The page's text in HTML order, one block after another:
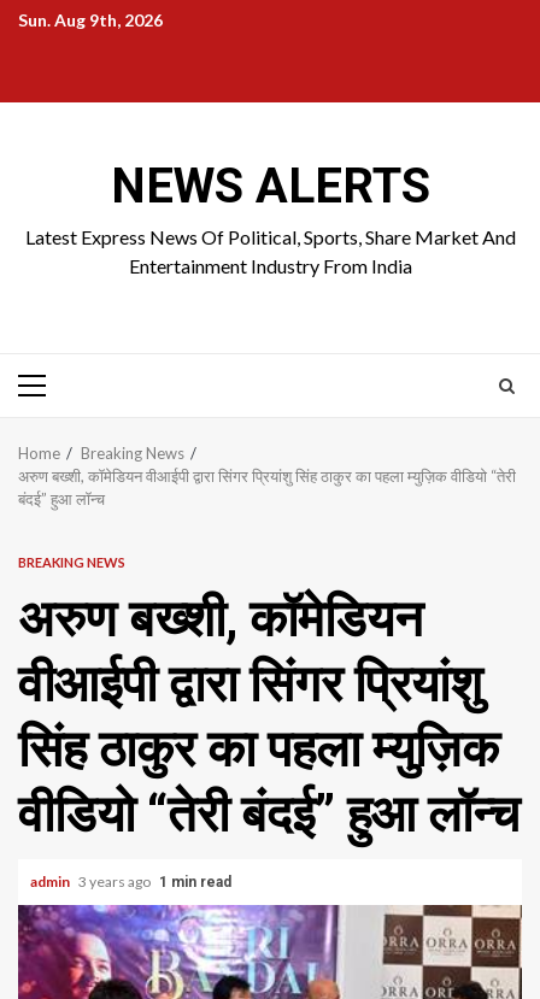
SkipSun. Aug 9th, 2026
NEWS ALERTS
Latest Express News Of Political, Sports, Share Market And
Entertainment Industry From India
Primary
Home
Breaking News
अरुण बख्शी, कॉमेडियन वीआईपी द्वारा सिंगर प्रियांशु सिंह ठाकुर का पहला म्युज़िक वीडियो “तेरी
बंदई” हुआ लॉन्च
BREAKING NEWS
अरुण बख्शी, कॉमेडियन
वीआईपी द्वारा सिंगर प्रियांशु
सिंह ठाकुर का पहला म्युज़िक
वीडियो “तेरी बंदई” हुआ लॉन्च
admin 3 years ago 1 min read